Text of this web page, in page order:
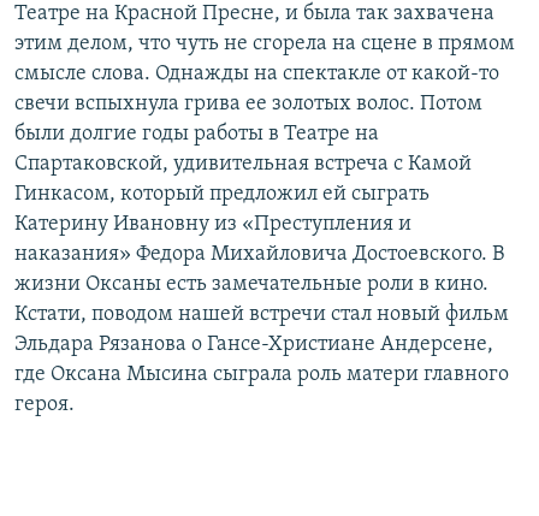
Театре на Красной Пресне, и была так захвачена
этим делом, что чуть не сгорела на сцене в прямом
смысле слова. Однажды на спектакле от какой-то
свечи вспыхнула грива ее золотых волос. Потом
были долгие годы работы в Театре на
Спартаковской, удивительная встреча с Камой
Гинкасом, который предложил ей сыграть
Катерину Ивановну из «Преступления и
наказания» Федора Михайловича Достоевского. В
жизни Оксаны есть замечательные роли в кино.
Кстати, поводом нашей встречи стал новый фильм
Эльдара Рязанова о Гансе-Христиане Андерсене,
где Оксана Мысина сыграла роль матери главного
героя.